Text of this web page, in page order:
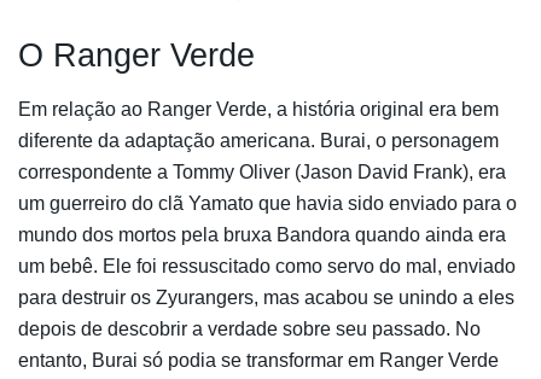
O Ranger Verde
Em relação ao Ranger Verde, a história original era bem
diferente da adaptação americana. Burai, o personagem
correspondente a Tommy Oliver (Jason David Frank), era
um guerreiro do clã Yamato que havia sido enviado para o
mundo dos mortos pela bruxa Bandora quando ainda era
um bebê. Ele foi ressuscitado como servo do mal, enviado
para destruir os Zyurangers, mas acabou se unindo a eles
depois de descobrir a verdade sobre seu passado. No
entanto, Burai só podia se transformar em Ranger Verde